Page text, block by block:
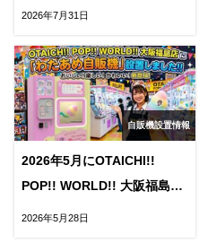
に、記念メダル自販機が2026
2026年7月31日
自販機設置情報
2026年5月にOTAICHI!!
POP!! WORLD!! 大阪福島店
にわたあめの自販機が
2026年5月28日